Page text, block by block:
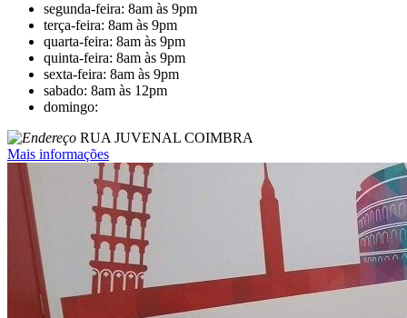
segunda-feira: 8am às 9pm
terça-feira: 8am às 9pm
quarta-feira: 8am às 9pm
quinta-feira: 8am às 9pm
sexta-feira: 8am às 9pm
sabado: 8am às 12pm
domingo:
RUA JUVENAL COIMBRA
Mais informações